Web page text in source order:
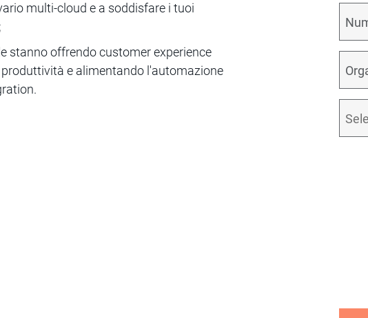
multi-cloud e a soddisfare i tuoi
stanno offrendo customer experience
e alimentando l'automazione